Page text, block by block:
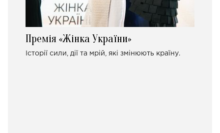
Премія «Жінка України»
Історії сили, дії та мрій, які змінюють країну.